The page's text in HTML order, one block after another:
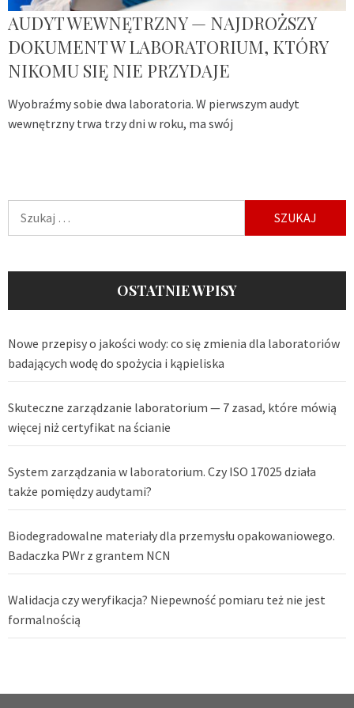
AUDYT WEWNĘTRZNY — NAJDROŻSZY
DOKUMENT W LABORATORIUM, KTÓRY
NIKOMU SIĘ NIE PRZYDAJE
Wyobraźmy sobie dwa laboratoria. W pierwszym audyt
wewnętrzny trwa trzy dni w roku, ma swój
OSTATNIE WPISY
Nowe przepisy o jakości wody: co się zmienia dla laboratoriów
badających wodę do spożycia i kąpieliska
Skuteczne zarządzanie laboratorium — 7 zasad, które mówią
więcej niż certyfikat na ścianie
System zarządzania w laboratorium. Czy ISO 17025 działa
także pomiędzy audytami?
Biodegradowalne materiały dla przemysłu opakowaniowego.
Badaczka PWr z grantem NCN
Walidacja czy weryfikacja? Niepewność pomiaru też nie jest
formalnością